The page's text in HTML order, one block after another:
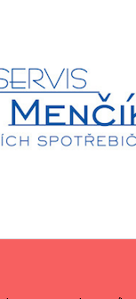
TOPENÍ
Kč/ ks